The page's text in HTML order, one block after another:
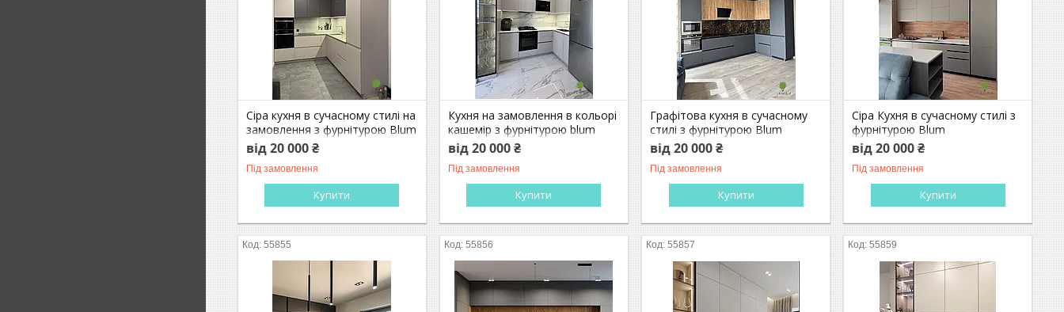
Сіра кухня в сучасному стилі на
замовлення з фурнітурою Blum
від 20 000 ₴
Під замовлення
Купити
Кухня на замовлення в кольорі
кашемір з фурнітурою blum
від 20 000 ₴
Під замовлення
Купити
Графітова кухня в сучасному
стилі з фурнітурою Blum
від 20 000 ₴
Під замовлення
Купити
Сіра Кухня в сучасному стилі з
фурнітурою Blum
від 20 000 ₴
Під замовлення
Купити
55855 55856 55857 55859